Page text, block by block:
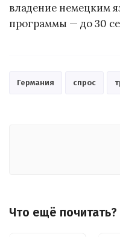
владение немецким
программы — до 30
Германия спрос
Что ещё почитать?